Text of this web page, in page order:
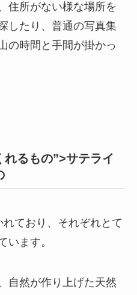
住所がない様な場所を
したり、普通の写真集
の時間と手間が掛かっ
るもの”>サテライ
ており、それぞれとて
います。
自然が作り上げた天然